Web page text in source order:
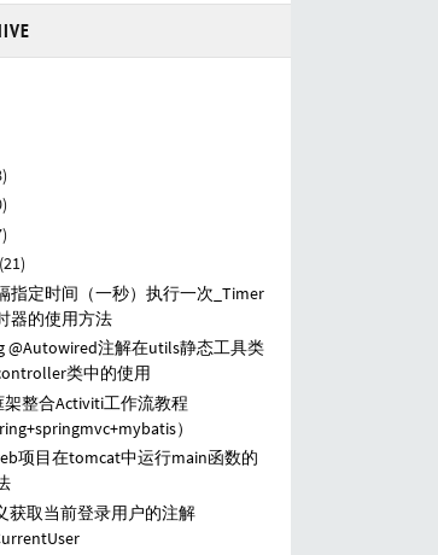
(21)
指定时间（一秒）执行一次_Timer
器的使用方法
@Autowired注解在utils静态工具类
类中的使用
架整合Activiti工作流教程
）
项目在tomcat中运行main函数的
获取当前登录用户的注解